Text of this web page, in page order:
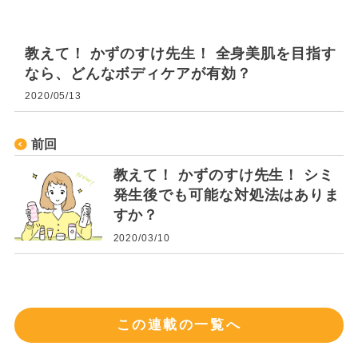
教えて！ かずのすけ先生！ 全身美肌を目指す
なら、どんなボディケアが有効？
2020/05/13
前回
教えて！ かずのすけ先生！ シミ
発生後でも可能な対処法はありま
すか？
2020/03/10
この連載の一覧へ